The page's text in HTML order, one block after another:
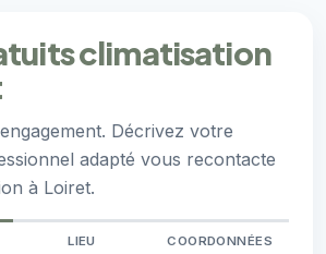
climatisation
Décrivez votre
adapté vous recontacte
à Loiret.
LIEU COORDONNÉES